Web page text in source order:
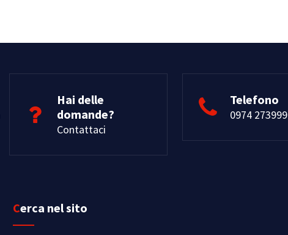
Hai delle
domande?
Contattaci
Telefono
0974 273999
Cerca nel sito